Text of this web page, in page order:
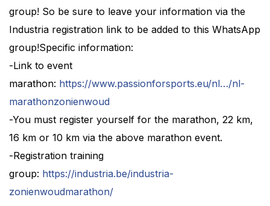
group! So be sure to leave your information via the
Industria registration link to be added to this WhatsApp
group!Specific information:
-Link to event
marathon: https://www.passionforsports.eu/nl…/nl-
marathonzonienwoud
-You must register yourself for the marathon, 22 km,
16 km or 10 km via the above marathon event.
-Registration training
group: https://industria.be/industria-
zonienwoudmarathon/